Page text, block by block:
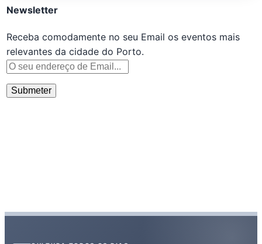
Newsletter
Receba comodamente no seu Email os eventos mais
relevantes da cidade do Porto.